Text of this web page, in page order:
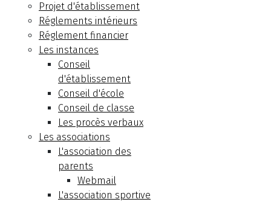
Projet d'établissement
Réglements intérieurs
Réglement financier
Les instances
Conseil
d'établissement
Conseil d'école
Conseil de classe
Les procès verbaux
Les associations
L'association des
parents
Webmail
L'association sportive